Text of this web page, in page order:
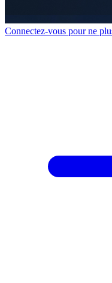
Connectez-vous pour ne